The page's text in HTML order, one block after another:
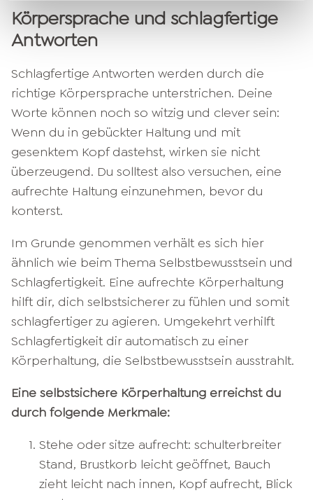
Körpersprache und schlagfertige
Antworten
Schlagfertige Antworten werden durch die
richtige Körpersprache unterstrichen. Deine
Worte können noch so witzig und clever sein:
Wenn du in gebückter Haltung und mit
gesenktem Kopf dastehst, wirken sie nicht
überzeugend. Du solltest also versuchen, eine
aufrechte Haltung einzunehmen, bevor du
konterst.
Im Grunde genommen verhält es sich hier
ähnlich wie beim Thema Selbstbewusstsein und
Schlagfertigkeit. Eine aufrechte Körperhaltung
hilft dir, dich selbstsicherer zu fühlen und somit
schlagfertiger zu agieren. Umgekehrt verhilft
Schlagfertigkeit dir automatisch zu einer
Körperhaltung, die Selbstbewusstsein ausstrahlt.
Eine selbstsichere Körperhaltung erreichst du
durch folgende Merkmale:
Stehe oder sitze aufrecht: schulterbreiter
Stand, Brustkorb leicht geöffnet, Bauch
zieht leicht nach innen, Kopf aufrecht, Blick